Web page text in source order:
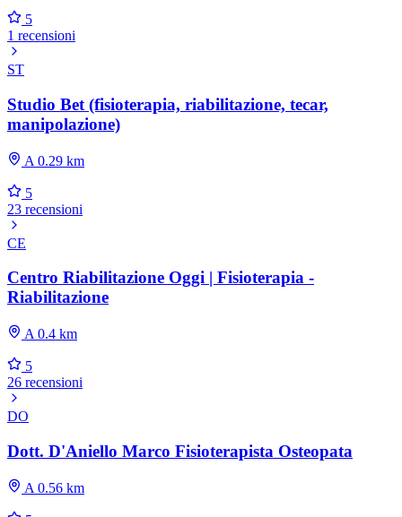
5
1 recensioni
ST
Studio Bet (fisioterapia, riabilitazione, tecar,
manipolazione)
A 0.29 km
5
23 recensioni
CE
Centro Riabilitazione Oggi | Fisioterapia -
Riabilitazione
A 0.4 km
5
26 recensioni
DO
Dott. D'Aniello Marco Fisioterapista Osteopata
A 0.56 km